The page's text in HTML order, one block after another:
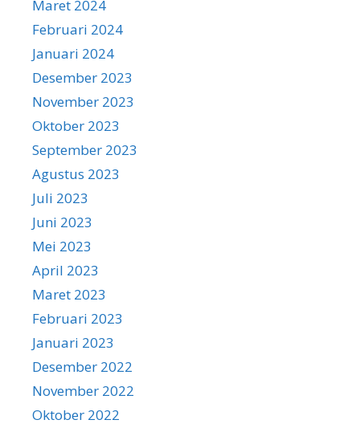
Maret 2024
Februari 2024
Januari 2024
Desember 2023
November 2023
Oktober 2023
September 2023
Agustus 2023
Juli 2023
Juni 2023
Mei 2023
April 2023
Maret 2023
Februari 2023
Januari 2023
Desember 2022
November 2022
Oktober 2022